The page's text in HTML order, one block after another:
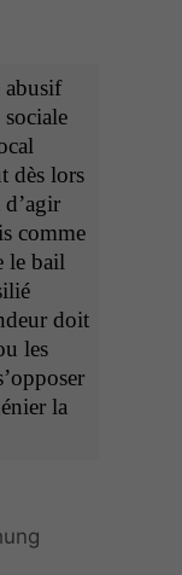
abusif
dès lors
comme
le bail
doit
les
la